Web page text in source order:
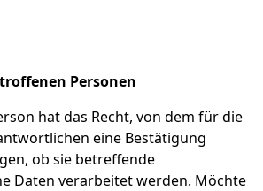
Personen
hat das Recht, von dem für die
eine Bestätigung
ob sie betreffende
Daten verarbeitet werden. Möchte